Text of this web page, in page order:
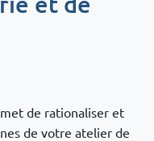
de rationaliser et
de votre atelier de